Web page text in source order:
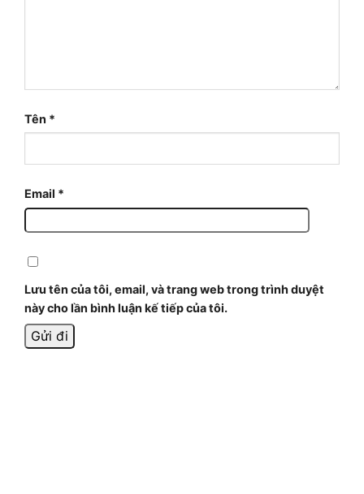
Tên *
Email *
Lưu tên của tôi, email, và trang web trong trình duyệt
này cho lần bình luận kế tiếp của tôi.